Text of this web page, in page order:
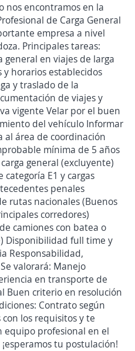
nos encontramos en la
de Carga General
empresa a nivel
Principales tareas:
general en viajes de larga
horarios establecidos
y traslado de la
de viajes y
vigente Velar por el buen
del vehículo Informar
área de coordinación
mínima de 5 años
general (excluyente)
E1 y cargas
penales
rutas nacionales (Buenos
corredores)
camiones con batea o
Disponibilidad full time y
Responsabilidad,
valorará: Manejo
en transporte de
Buen criterio en resolución
Contrato según
los requisitos y te
profesional en el
tu postulación!